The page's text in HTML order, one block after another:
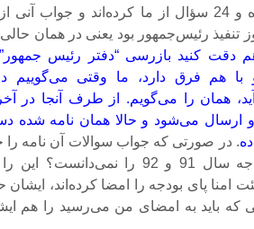
دفتر رئیس‌جمهور سابق به ما ابلاغ شده و 24 سؤال از ما کرده‌اند و جواب
12 مرداد دقیقا روز تنفیذ رئیس‌جمهور بود یعنی در همان
دقت کنید بازرسی “دفتر رئیس
هم فرق دارد، ما وقتی می‌گوییم
همان را می‌گویم. از طرف آنجا در
ارسال می‌شود و حالا همان نامه شده
. در صورتی که جواب سوالات آن نامه را
هیئت ‌امنا می‌داند! یعنی هیئت امنا بودجه سال 91 و 92 را
پای بودجه را امضا کرده‌اند، ایشان
که باید به امضای من می‌رسید را هم